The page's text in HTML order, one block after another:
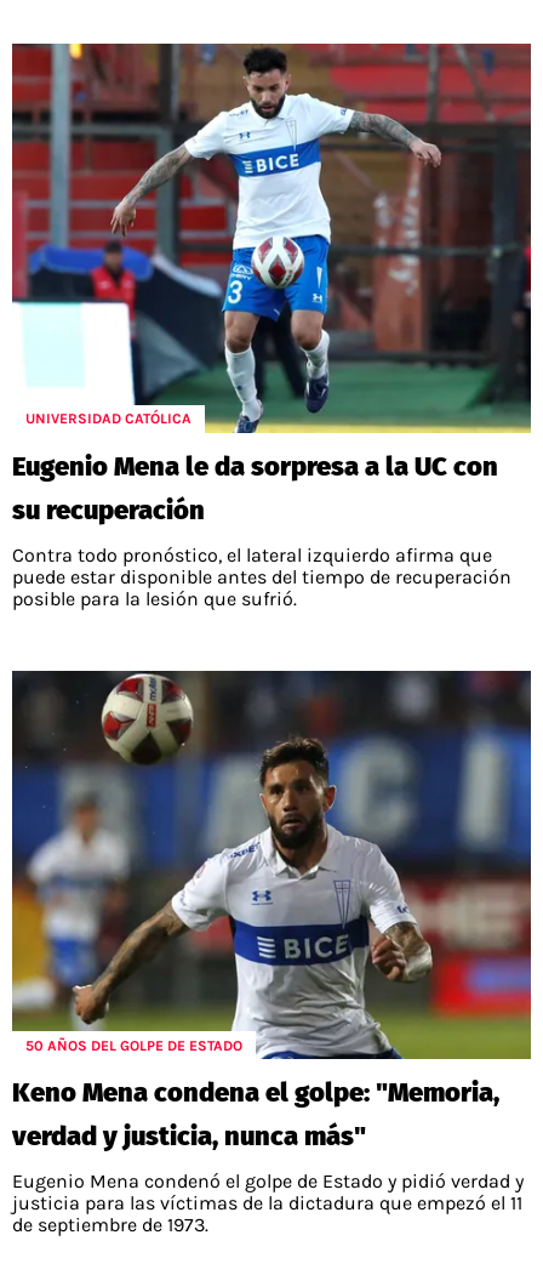
UNIVERSIDAD CATÓLICA
Eugenio Mena le da sorpresa a la UC con
su recuperación
Contra todo pronóstico, el lateral izquierdo afirma que
puede estar disponible antes del tiempo de recuperación
posible para la lesión que sufrió.
50 AÑOS DEL GOLPE DE ESTADO
Keno Mena condena el golpe: "Memoria,
verdad y justicia, nunca más"
Eugenio Mena condenó el golpe de Estado y pidió verdad y
justicia para las víctimas de la dictadura que empezó el 11
de septiembre de 1973.